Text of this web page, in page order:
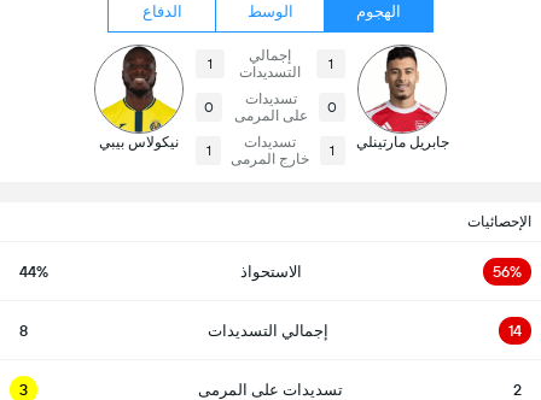
الهجوم الوسط الدفاع
جابريل مارتينلي
1
إجمالي
التسديدات
1
0
تسديدات
على المرمى
0
1
تسديدات
خارج المرمى
1 نيكولاس بيبي
الإحصائيات
56% الاستحواذ 44%
14 إجمالي التسديدات 8
2 تسديدات على المرمى 3